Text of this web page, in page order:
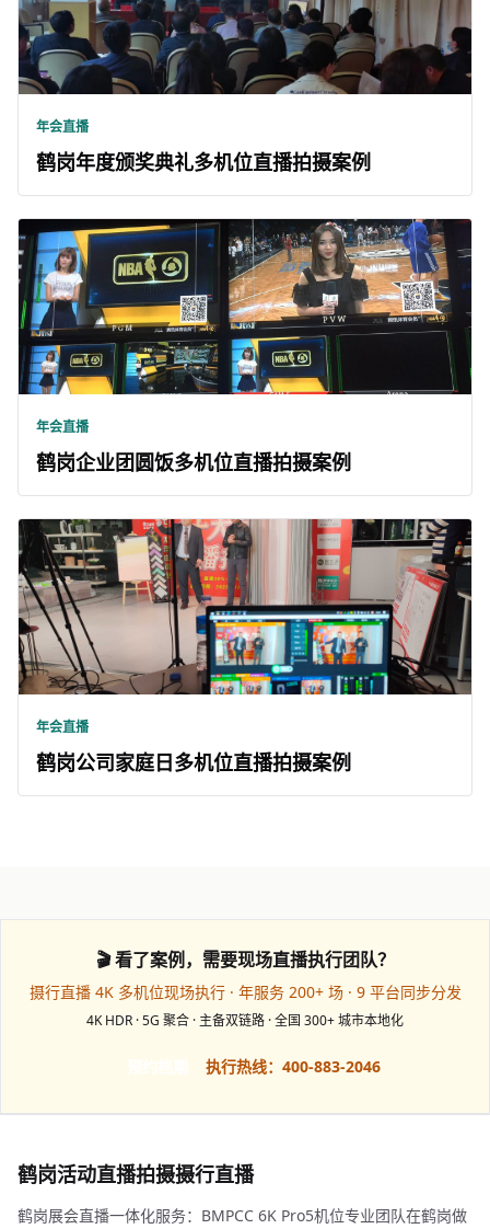
年会直播
鹤岗年度颁奖典礼多机位直播拍摄案例
年会直播
鹤岗企业团圆饭多机位直播拍摄案例
年会直播
鹤岗公司家庭日多机位直播拍摄案例
🎬 看了案例，需要现场直播执行团队？
摄行直播 4K 多机位现场执行 · 年服务 200+ 场 · 9 平台同步分发
4K HDR · 5G 聚合 · 主备双链路 · 全国 300+ 城市本地化
执行热线：400-883-2046
鹤岗活动直播拍摄摄行直播
鹤岗展会直播一体化服务：BMPCC 6K Pro5机位专业团队在鹤岗做